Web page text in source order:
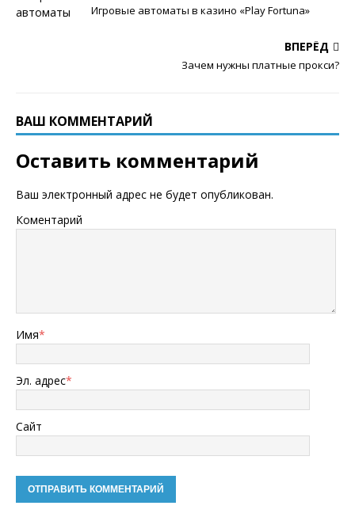
Игровые автоматы в казино «Play Fortuna»
ВПЕРЁД
Зачем нужны платные прокси?
ВАШ КОММЕНТАРИЙ
Оставить комментарий
Ваш электронный адрес не будет опубликован.
Коментарий
Имя*
Эл. адрес*
Сайт